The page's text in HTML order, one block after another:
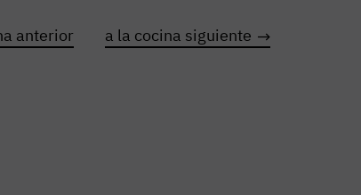
anterior a la cocina siguiente